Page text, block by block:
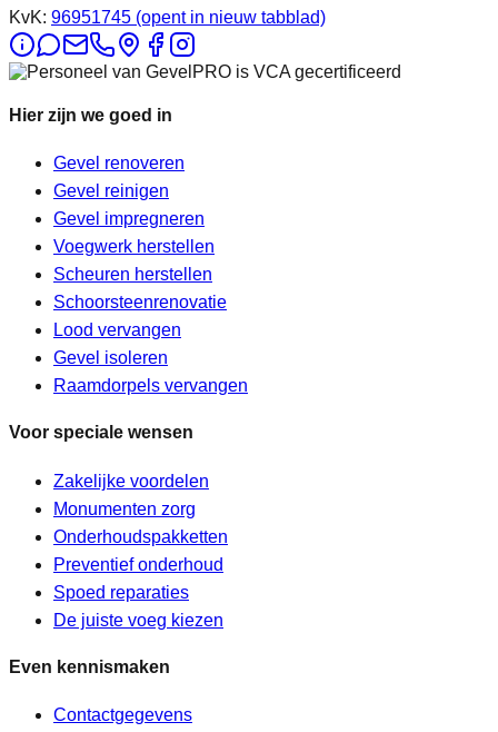
KvK: 96951745 (opent in nieuw tabblad)
Hier zijn we goed in
Gevel renoveren
Gevel reinigen
Gevel impregneren
Voegwerk herstellen
Scheuren herstellen
Schoorsteenrenovatie
Lood vervangen
Gevel isoleren
Raamdorpels vervangen
Voor speciale wensen
Zakelijke voordelen
Monumenten zorg
Onderhoudspakketten
Preventief onderhoud
Spoed reparaties
De juiste voeg kiezen
Even kennismaken
Contactgegevens